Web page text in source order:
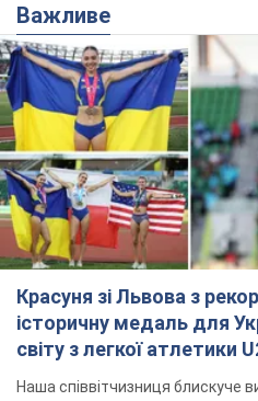
Важливе
Красуня зі Львова з
історичну медаль для
світу з легкої атлетики
Наша співвітчизниця блискуче